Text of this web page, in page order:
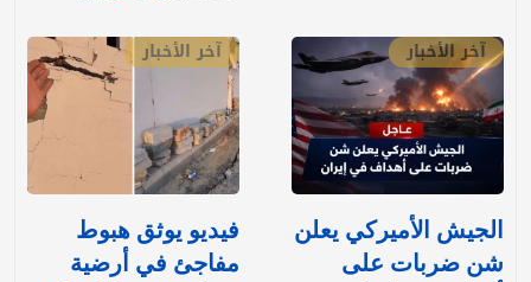
آخر الأخبار
‏الجيش الأميركي يعلن
شن ضربات على
آخر الأخبار
فيديو يوثق هبوط
مفاجئ في أرضية